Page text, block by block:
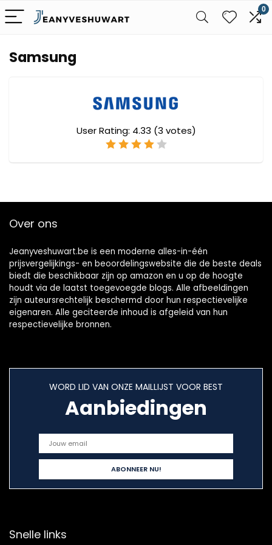
0
Samsung
User Rating: 4.33 (3 votes)
Over ons
Jeanyveshuwart.be is een moderne alles-in-één
prijsvergelijkings- en beoordelingswebsite die de beste deals
biedt die beschikbaar zijn op amazon en u op de hoogte
houdt via de laatst toegevoegde blogs. Alle afbeeldingen
zijn auteursrechtelijk beschermd door hun respectievelijke
eigenaren. Alle geciteerde inhoud is afgeleid van hun
respectievelijke bronnen.
WORD LID VAN ONZE MAILLIJST VOOR BEST
Aanbiedingen
Snelle links